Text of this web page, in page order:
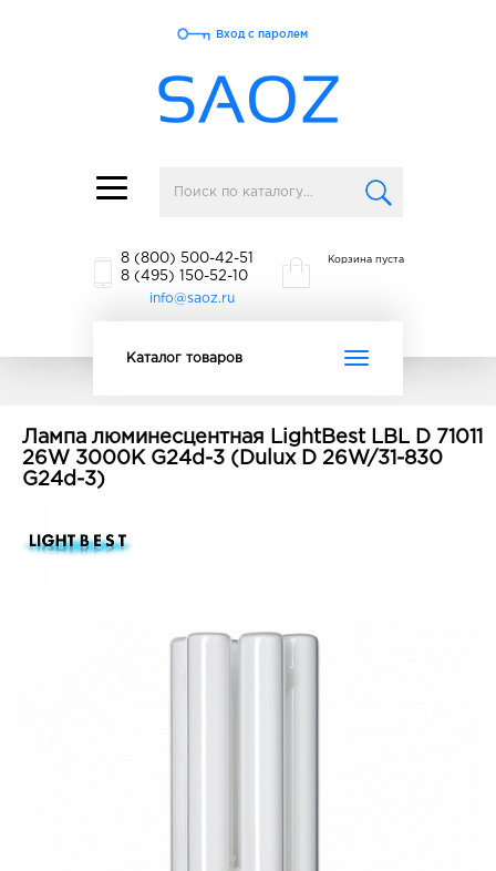
Toggle
navigation
Вход с паролем
8 (800) 500-42-51
8 (495) 150-52-10
info@saoz.ru
Корзина пуста
Toggle
Каталог товаров
Лампа люминесцентная LightBest LBL D 71011
26W 3000K G24d-3 (Dulux D 26W/31-830
G24d-3)